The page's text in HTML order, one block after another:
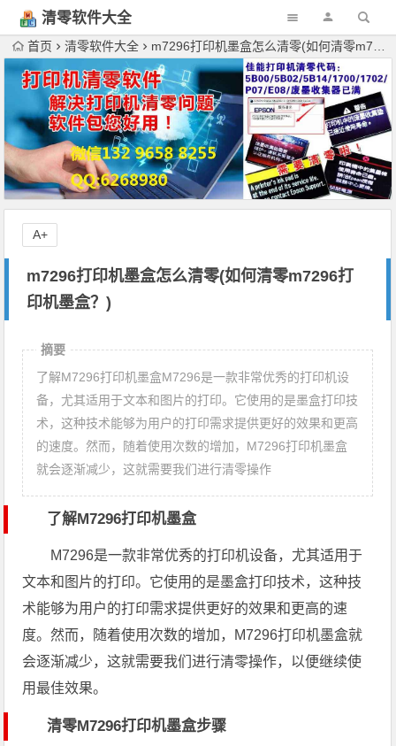
清零软件大全
下载
首页 清零软件大全 m7296打印机墨盒怎么清零(如何清零m7296打印机墨盒？)
m7296打印机墨盒怎么清零(如何清零m7296打
印机墨盒？)
A+
摘要
了解M7296打印机墨盒M7296是一款非常优秀的打印机设
备，尤其适用于文本和图片的打印。它使用的是墨盒打印技
术，这种技术能够为用户的打印需求提供更好的效果和更高
的速度。然而，随着使用次数的增加，M7296打印机墨盒
就会逐渐减少，这就需要我们进行清零操作
了解M7296打印机墨盒
M7296是一款非常优秀的打印机设备，尤其适用于
文本和图片的打印。它使用的是墨盒打印技术，这种技
术能够为用户的打印需求提供更好的效果和更高的速
度。然而，随着使用次数的增加，M7296打印机墨盒就
会逐渐减少，这就需要我们进行清零操作，以便继续使
用最佳效果。
清零M7296打印机墨盒步骤